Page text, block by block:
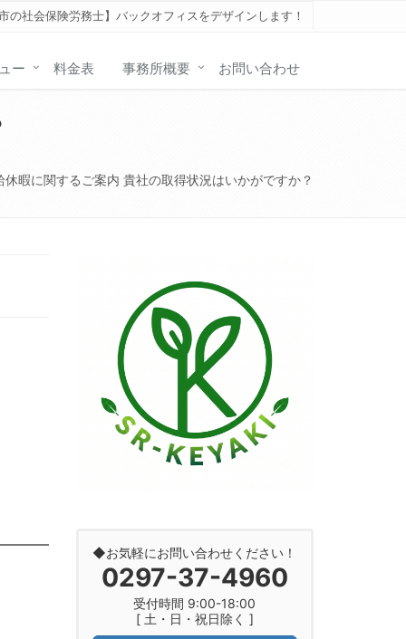
の社会保険労務士】バックオフィスをデザインします！
ー 料金表 事務所概要 お問い合わせ
休暇に関するご案内 貴社の取得状況はいかがですか？
◆お気軽にお問い合わせください！
0297-37-4960
受付時間 9:00-18:00
[ 土・日・祝日除く ]